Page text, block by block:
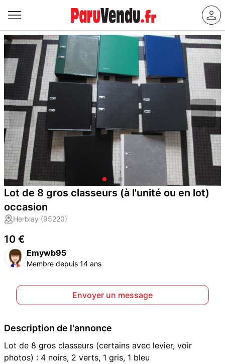
Lot de 8 gros classeurs (à l'unité ou en lot)
occasion
Herblay (95220)
10 €
Emywb95
Membre depuis 14 ans
Envoyer un message
Description de l'annonce
Lot de 8 gros classeurs (certains avec levier, voir
photos) : 4 noirs, 2 verts, 1 gris, 1 bleu